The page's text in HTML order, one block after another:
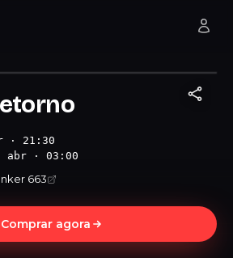
· 21:30
abr · 03:00
663
Comprar agora